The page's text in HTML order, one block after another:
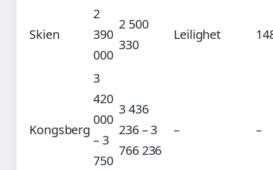
Skien
2
390
000
2 500
330
Leilighet
Kongsberg
3
420
000
– 3
750
3 436
236 – 3
766 236
– –